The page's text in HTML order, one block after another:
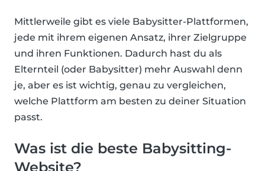
Mittlerweile gibt es viele Babysitter-Plattformen,
jede mit ihrem eigenen Ansatz, ihrer Zielgruppe
und ihren Funktionen. Dadurch hast du als
Elternteil (oder Babysitter) mehr Auswahl denn
je, aber es ist wichtig, genau zu vergleichen,
welche Plattform am besten zu deiner Situation
passt.
Was ist die beste Babysitting-
Website?